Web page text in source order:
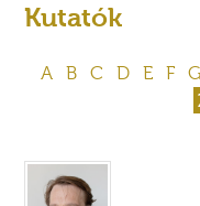
Kutatók
A B C D E F G